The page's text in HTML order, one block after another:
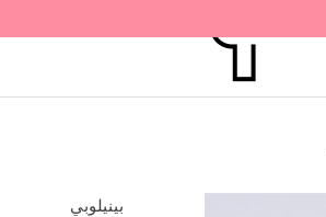
بينيلوبي